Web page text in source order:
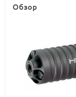
Обзор